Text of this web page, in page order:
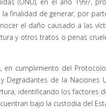
la finalidad de generar, por
el daño causado a las
y otros tratos o penas
cumplimiento del
Degradantes de la Naciones
identificando los factores
bajo la custodia del